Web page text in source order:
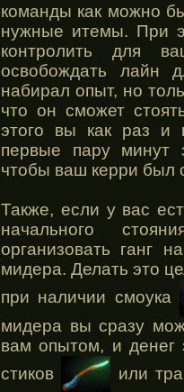
команды как можно
нужные итемы. При
контролить для
освобождать лайн
набирал опыт, но
что он сможет
этого вы как раз и
первые пару минут
чтобы ваш керри был
Также, если у вас
начального
организовать ганг
мидера. Делать это
при наличии смоука
мидера вы сразу
вам опытом, и денег
стиков
или